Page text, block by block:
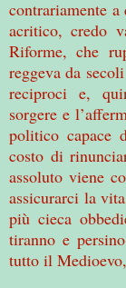
contrariamente
acritico, credo
Riforme, che
reggeva da
reciproci e,
sorgere e
politico capace
costo di
assoluto viene
assicurarci la
più cieca
tiranno e
tutto il